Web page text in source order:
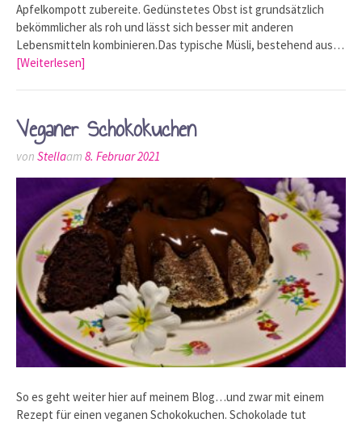
Apfelkompott zubereite. Gedünstetes Obst ist grundsätzlich
bekömmlicher als roh und lässt sich besser mit anderen
Lebensmitteln kombinieren.Das typische Müsli, bestehend aus…
[Weiterlesen]
Veganer Schokokuchen
von Stellaam 8. Februar 2021
So es geht weiter hier auf meinem Blog…und zwar mit einem
Rezept für einen veganen Schokokuchen. Schokolade tut